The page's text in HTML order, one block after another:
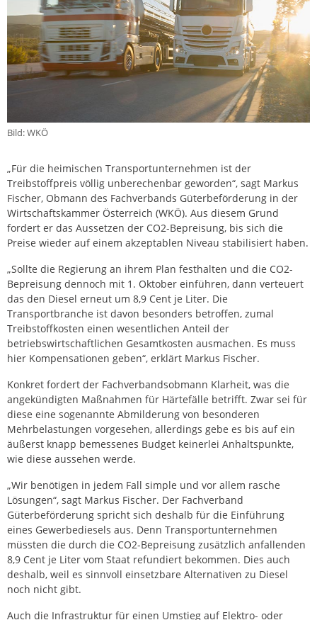
Bild: WKÖ
„Für die heimischen Transportunternehmen ist der
Treibstoffpreis völlig unberechenbar geworden“, sagt Markus
Fischer, Obmann des Fachverbands Güterbeförderung in der
Wirtschaftskammer Österreich (WKÖ). Aus diesem Grund
fordert er das Aussetzen der CO2-Bepreisung, bis sich die
Preise wieder auf einem akzeptablen Niveau stabilisiert haben.
„Sollte die Regierung an ihrem Plan festhalten und die CO2-
Bepreisung dennoch mit 1. Oktober einführen, dann verteuert
das den Diesel erneut um 8,9 Cent je Liter. Die
Transportbranche ist davon besonders betroffen, zumal
Treibstoffkosten einen wesentlichen Anteil der
betriebswirtschaftlichen Gesamtkosten ausmachen. Es muss
hier Kompensationen geben“, erklärt Markus Fischer.
Konkret fordert der Fachverbandsobmann Klarheit, was die
angekündigten Maßnahmen für Härtefälle betrifft. Zwar sei für
diese eine sogenannte Abmilderung von besonderen
Mehrbelastungen vorgesehen, allerdings gebe es bis auf ein
äußerst knapp bemessenes Budget keinerlei Anhaltspunkte,
wie diese aussehen werde.
„Wir benötigen in jedem Fall simple und vor allem rasche
Lösungen“, sagt Markus Fischer. Der Fachverband
Güterbeförderung spricht sich deshalb für die Einführung
eines Gewerbediesels aus. Denn Transportunternehmen
müssten die durch die CO2-Bepreisung zusätzlich anfallenden
8,9 Cent je Liter vom Staat refundiert bekommen. Dies auch
deshalb, weil es sinnvoll einsetzbare Alternativen zu Diesel
noch nicht gibt.
Auch die Infrastruktur für einen Umstieg auf Elektro- oder